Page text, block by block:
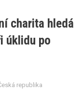
charita hledá
úklidu po
republika